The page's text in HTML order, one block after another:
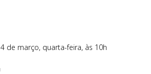
de março, quarta-feira, às 10h